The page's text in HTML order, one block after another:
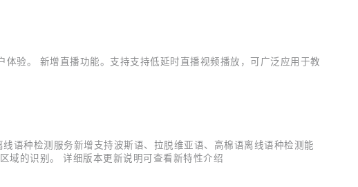
验。 新增直播功能。支持支持低延时直播视频播放，可广泛应用于教
语种检测服务新增支持波斯语、拉脱维亚语、高棉语离线语种检测能
域的识别。 详细版本更新说明可查看新特性介绍